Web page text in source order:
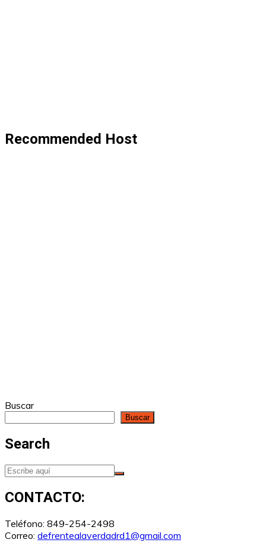
Recommended Host
Buscar
Buscar
Search
CONTACTO:
Teléfono: 849-254-2498
Correo: defrentealaverdadrd1@gmail.com